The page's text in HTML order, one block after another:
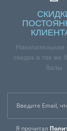
Накопительная
скидок а так же
балы
Я прочитал